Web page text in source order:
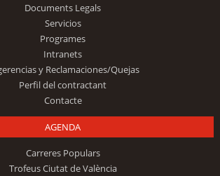
Documents Legals
Servicios
Programes
Intranets
y Reclamaciones/Quejas
Perfil del contractant
Contacte
AGENDA
Carreres Populars
Trofeus Ciutat de València